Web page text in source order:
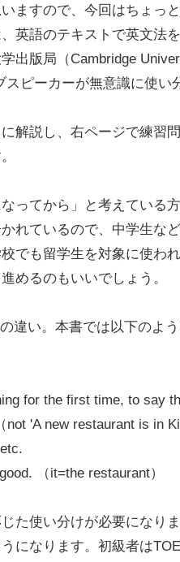
ますので、今回はちょっ
英語のテキストで英文法
出版局（Cambridge
ピーカーが無意識に使い
解説し、右ページで練習
ってから」と考えている
れているので、中学生な
でも留学生を対象に使わ
めるのもいいでしょう。
違い。本書では以下のよ
for the first time, to say
'A new restaurant is in
（it=the restaurant）
た使い分けが必要になり
になります。初級者は